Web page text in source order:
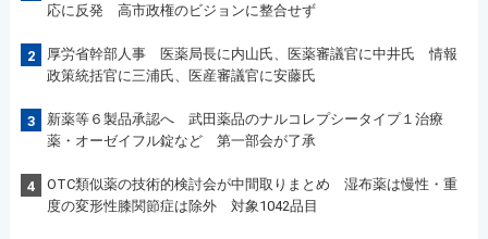
応に反発 高市政権のビジョンに整合せず
2
厚労省幹部人事 医薬局長に内山氏、医薬審議官に中井氏 情報
政策統括官に三浦氏、医産審議官に安藤氏
3
新薬等６製品承認へ 武田薬品のナルコレプシータイプ１治療
薬・オーゼイフル錠など 第一部会が了承
4
OTC類似薬の技術的検討会が中間取りまとめ 湿布薬は慢性・重
度の変形性膝関節症は除外 対象1042品目